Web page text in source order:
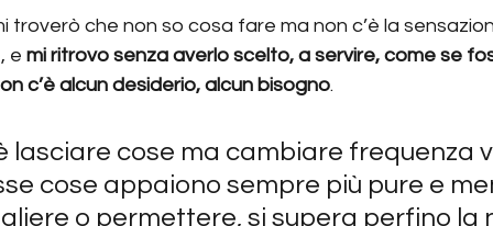
troverò che non so cosa fare ma non c’è la
e mi ritrovo senza averlo scelto, a servire, come se
c’è alcun desiderio, alcun bisogno.
lasciare cose ma cambiare frequenza
cose appaiono sempre più pure e
o permettere, si supera perfino